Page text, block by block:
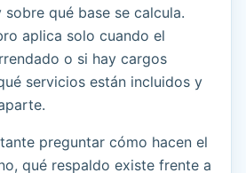
qué base se calcula.
aplica solo cuando el
o si hay cargos
servicios están incluidos y
preguntar cómo hacen el
qué respaldo existe frente a